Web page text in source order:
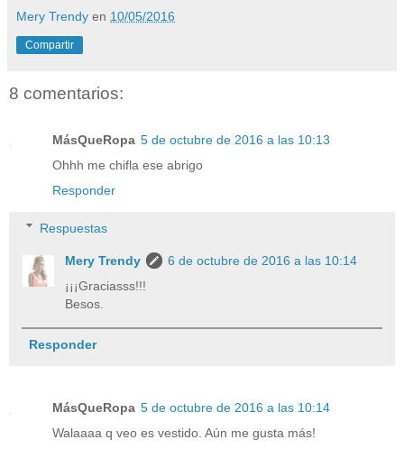
Mery Trendy en 10/05/2016
Compartir
8 comentarios:
MásQueRopa 5 de octubre de 2016 a las 10:13
Ohhh me chifla ese abrigo
Responder
Respuestas
Mery Trendy
6 de octubre de 2016 a las 10:14
¡¡¡Graciasss!!!
Besos.
Responder
MásQueRopa 5 de octubre de 2016 a las 10:14
Walaaaa q veo es vestido. Aún me gusta más!